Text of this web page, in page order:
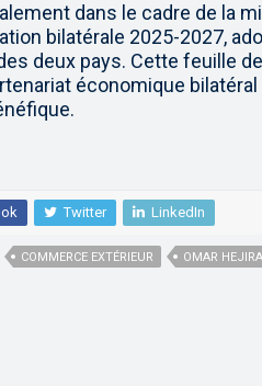
dans le cadre de la
bilatérale 2025-2027,
deux pays. Cette feuille
économique
Twitter LinkedIn
COMMERCE EXTÉRIEUR OMAR HEJIRA